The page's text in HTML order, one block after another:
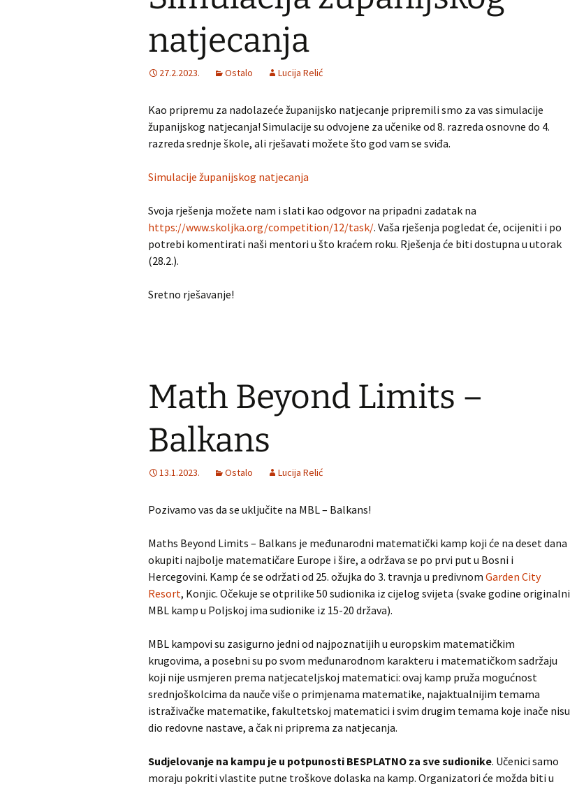
MNM u gostima
Školjka
Matematika i škola
Dürer
Iranska geometrijska
olimpijada
Iranska kombinatorna
olimpijada
Turnir gradova
natjecanja
27.2.2023. Ostalo Lucija Relić
Kao pripremu za nadolazeće županijsko natjecanje pripremili smo za vas simulacije
županijskog natjecanja! Simulacije su odvojene za učenike od 8. razreda osnovne do 4.
razreda srednje škole, ali rješavati možete što god vam se sviđa.
Simulacije županijskog natjecanja
Svoja rješenja možete nam i slati kao odgovor na pripadni zadatak na
https://www.skoljka.org/competition/12/task/. Vaša rješenja pogledat će, ocijeniti i po
potrebi komentirati naši mentori u što kraćem roku. Rješenja će biti dostupna u utorak
(28.2.).
Sretno rješavanje!
Math Beyond Limits –
Balkans
13.1.2023. Ostalo Lucija Relić
Pozivamo vas da se uključite na MBL – Balkans!
Maths Beyond Limits – Balkans je međunarodni matematički kamp koji će na deset dana
okupiti najbolje matematičare Europe i šire, a održava se po prvi put u Bosni i
Hercegovini. Kamp će se održati od 25. ožujka do 3. travnja u predivnom Garden City
Resort, Konjic. Očekuje se otprilike 50 sudionika iz cijelog svijeta (svake godine originalni
MBL kamp u Poljskoj ima sudionike iz 15-20 država).
MBL kampovi su zasigurno jedni od najpoznatijih u europskim matematičkim
krugovima, a posebni su po svom međunarodnom karakteru i matematičkom sadržaju
koji nije usmjeren prema natjecateljskoj matematici: ovaj kamp pruža mogućnost
srednjoškolcima da nauče više o primjenama matematike, najaktualnijim temama
istraživačke matematike, fakultetskoj matematici i svim drugim temama koje inače nisu
dio redovne nastave, a čak ni priprema za natjecanja.
Sudjelovanje na kampu je u potpunosti BESPLATNO za sve sudionike. Učenici samo
moraju pokriti vlastite putne troškove dolaska na kamp. Organizatori će možda biti u